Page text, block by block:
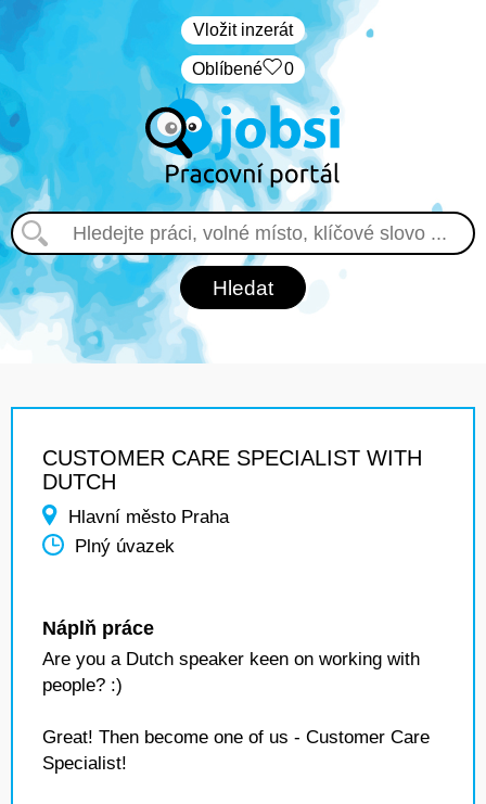
Vložit inzerát
Oblíbené 0
CUSTOMER CARE SPECIALIST WITH
DUTCH
Hlavní město Praha
Plný úvazek
Náplň práce
Are you a Dutch speaker keen on working with
people? :)
Great! Then become one of us - Customer Care
Specialist!